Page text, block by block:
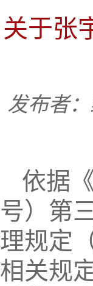
关于张
发布者
依据
号）第
理规定
相关规